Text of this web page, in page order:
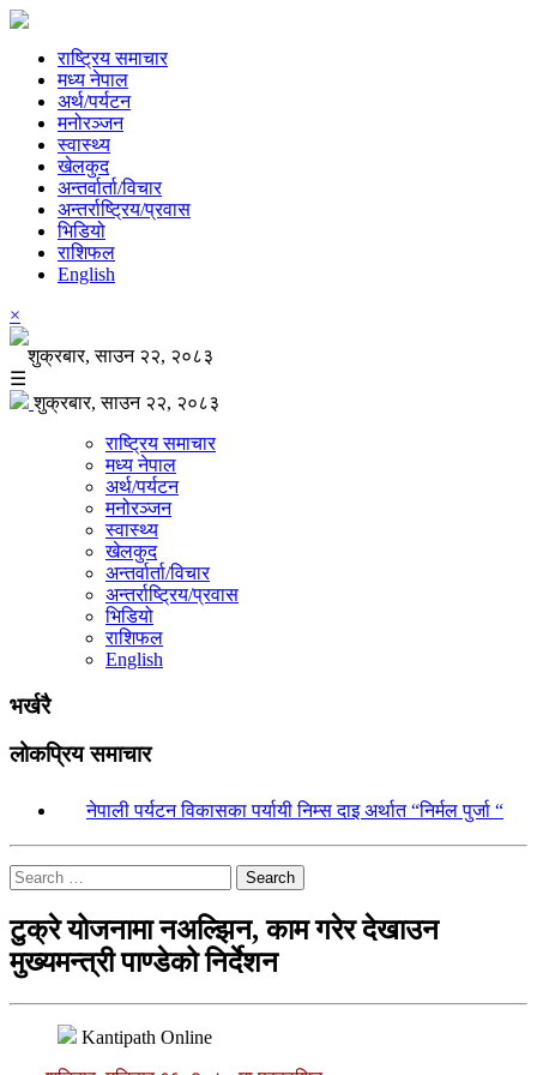
राष्ट्रिय समाचार
मध्य नेपाल
अर्थ/पर्यटन
मनोरञ्जन
स्वास्थ्य
खेलकुद
अन्तर्वार्ता/विचार
अन्तर्राष्ट्रिय/प्रवास
भिडियो
राशिफल
English
×
शुक्रबार, साउन २२, २०८३
☰
शुक्रबार, साउन २२, २०८३
राष्ट्रिय समाचार
मध्य नेपाल
अर्थ/पर्यटन
मनोरञ्जन
स्वास्थ्य
खेलकुद
अन्तर्वार्ता/विचार
अन्तर्राष्ट्रिय/प्रवास
भिडियो
राशिफल
English
भर्खरै
लोकप्रिय समाचार
नेपाली पर्यटन विकासका पर्यायी निम्स दाइ अर्थात “निर्मल पुर्जा “
Search
टुक्रे योजनामा नअल्झिन, काम गरेर देखाउन
मुख्यमन्त्री पाण्डेको निर्देशन
Kantipath Online